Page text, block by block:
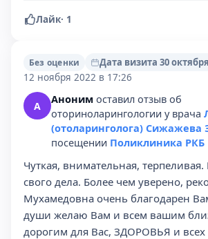
Лайк· 1
Без оценки
Дата визита 30
12 ноября 2022 в 17:26
А Аноним оставил отзыв об
оториноларингологии у врача
(отоларинголога) Сижажева
посещении Поликлиника РКБ
Чуткая, внимательная,
свого дела. Более чем уверено,
Мухамедовна очень благодарен
души желаю Вам и всем вашим
дорогим для Вас, ЗДОРОВЬЯ и всех